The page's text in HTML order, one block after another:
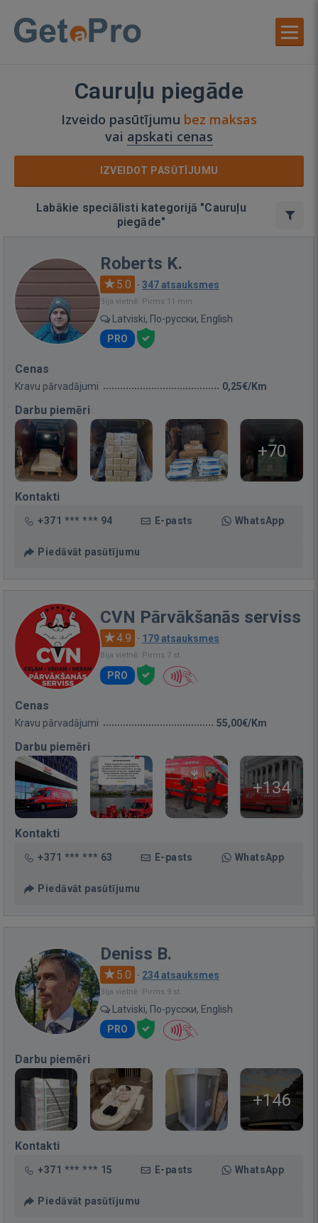
Cauruļu piegāde
Izveido pasūtījumu bez maksas
vai apskati cenas
IZVEIDOT PASŪTĪJUMU
Labākie speciālisti kategorijā "Cauruļu
piegāde"
Roberts K.
5.0 · 347 atsauksmes
Bija vietnē: Pirms 11 min.
Latviski, По-русски, English
PRO
Cenas
Kravu pārvadājumi 0,25€/Km
Darbu piemēri
+70
Kontakti
+371 *** *** 94 E-pasts WhatsApp
Piedāvāt pasūtījumu
CVN Pārvākšanās serviss
4.9 · 179 atsauksmes
Bija vietnē: Pirms 7 st.
PRO
Cenas
Kravu pārvadājumi 55,00€/Km
Darbu piemēri
+134
Kontakti
+371 *** *** 63 E-pasts WhatsApp
Piedāvāt pasūtījumu
Deniss B.
5.0 · 234 atsauksmes
Bija vietnē: Pirms 9 st.
Latviski, По-русски, English
PRO
Darbu piemēri
+146
Kontakti
+371 *** *** 15 E-pasts WhatsApp
Piedāvāt pasūtījumu